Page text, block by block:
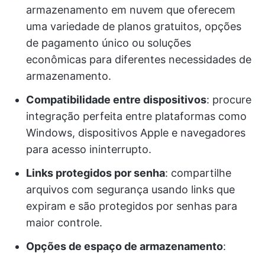
armazenamento em nuvem que oferecem
uma variedade de planos gratuitos, opções
de pagamento único ou soluções
econômicas para diferentes necessidades de
armazenamento.
Compatibilidade entre dispositivos: procure
integração perfeita entre plataformas como
Windows, dispositivos Apple e navegadores
para acesso ininterrupto.
Links protegidos por senha: compartilhe
arquivos com segurança usando links que
expiram e são protegidos por senhas para
maior controle.
Opções de espaço de armazenamento: